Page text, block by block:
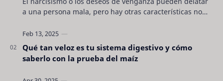
a una persona mala, pero hay otras características no
Qué tan veloz es tu sistema digestivo y cómo
saberlo con la prueba del maíz